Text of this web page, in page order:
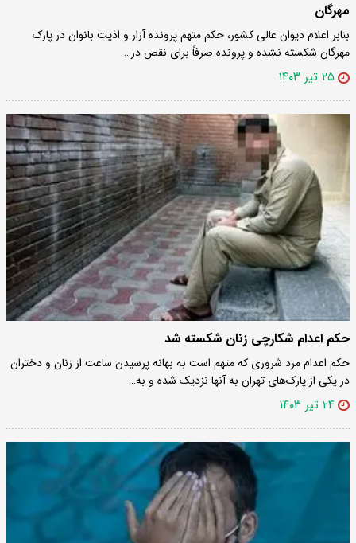
مهرگان
بنابر اعلام دیوان عالی کشور، حکم متهم پرونده آزار و اذیت بانوان در پارک
مهرگان شکسته نشده و پرونده صرفاً برای نقص در…
۲۵ تیر ۱۴۰۳
حکم اعدام شکارچی زنان شکسته شد
حکم اعدام مرد شروری که متهم است به بهانه پرسیدن ساعت از زنان و دختران
در یکی از پارک‌‌های تهران به آنها نزدیک شده و به…
۲۴ تیر ۱۴۰۳